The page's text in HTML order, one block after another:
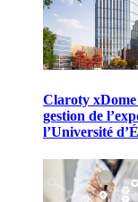
Claroty xDome
gestion de
l’Université